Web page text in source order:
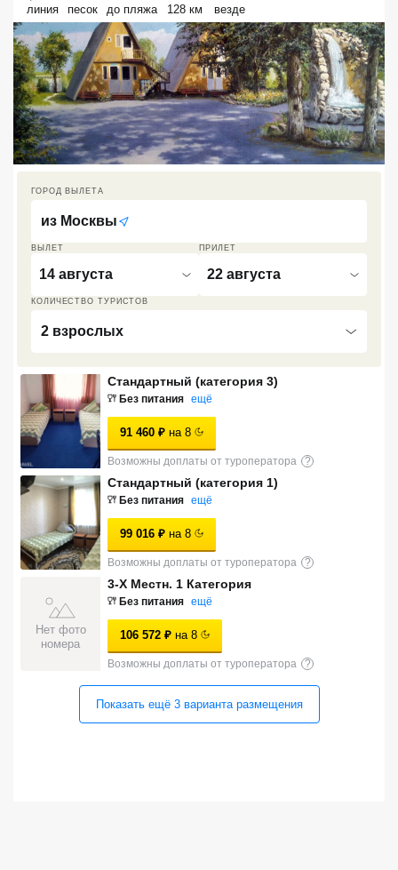
линия песок до пляжа 128 км везде
ВЫЛЕТ
14 августа
ПРИЛЕТ
22 августа
КОЛИЧЕСТВО ТУРИСТОВ
2 взрослых
ГОРОД ВЫЛЕТА
из Москвы
Стандартный (категория 3)
Без питания ещё
91 460 ₽ на 8
Возможны доплаты от туроператора ?
Стандартный (категория 1)
Без питания ещё
99 016 ₽ на 8
Возможны доплаты от туроператора ?
Нет фото
номера
3-Х Местн. 1 Категория
Без питания ещё
106 572 ₽ на 8
Возможны доплаты от туроператора ?
Показать ещё 3 вариантаразмещения
Абхазия
Большой Сочи
Кав Мин Воды
Экскурсионные туры
Лучшие отели 3* звезды
Недорогие отели 3*
звезды
Сетевые отели Турции
Сетевые отели Египта
Сетевые отели ОАЭ
Сетевые отели Таиланда
Сетевые отели Шри Ланки
Сетевые отели Вьетнама